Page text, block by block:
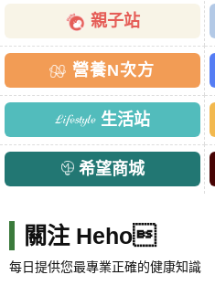
親子站
營養N次方
生活站
希望商城
關注 Heho
每日提供您最專業正確的健康知識